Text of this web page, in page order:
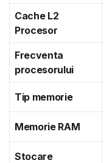
Cache L2
Procesor
Frecventa
procesorului
Tip memorie
Memorie RAM
Stocare